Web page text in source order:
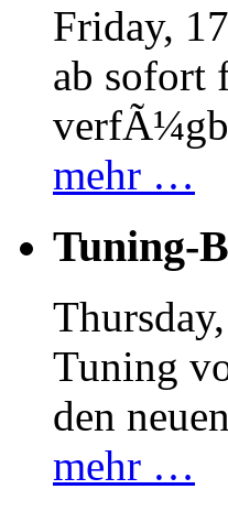
Friday,
ab sofort
mehr …
Tuning-
Tuning
den
mehr …